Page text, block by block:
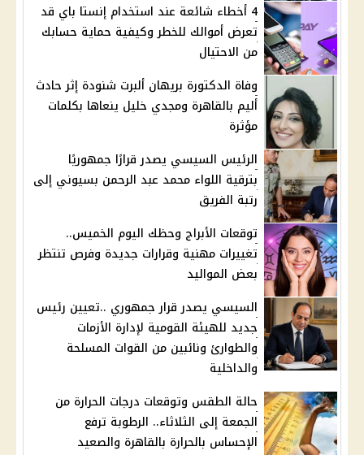
4 أخطاء شائعة عند استخدام إنستا باي قد
تعرض أموالك للخطر وكيفية حماية حسابك
من الاحتيال
وفاة الدكتورة بريهان ألبرت شنودة إثر حادث
أليم بالقاهرة ومجدي خليل ينعاها بكلمات
مؤثرة
الرئيس السيسي يصدر قرارًا جمهوريًا
بترقية اللواء محمد عبد الرحمن بسيوني إلى
رتبة الفريق
توقعات الأبراج وحظك اليوم الخميس..
تغييرات مهنية وقرارات جديدة وفرص تنتظر
بعض المواليد
السيسي يصدر قرار جمهوري ..تعيين رئيس
جديد للهيئة القومية لإدارة الأزمات
والطوارئ ونائبين من القوات المسلحة
والداخلية
حالة الطقس وتوقعات درجات الحرارة من
الجمعة إلى الثلاثاء.. الرطوبة ترفع
الإحساس بالحرارة بالقاهرة والصعيد